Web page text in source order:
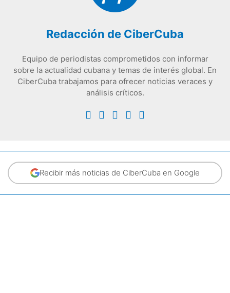
Redacción de CiberCuba
Equipo de periodistas comprometidos con informar
sobre la actualidad cubana y temas de interés global. En
CiberCuba trabajamos para ofrecer noticias veraces y
análisis críticos.
Recibir más noticias de CiberCuba en Google